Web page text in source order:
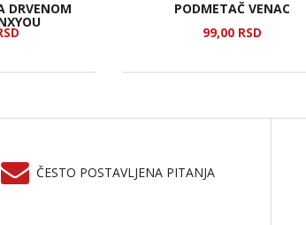
DRVENOM
PODMETAČ VENAC
99,00 RSD
ČESTO POSTAVLJENA PITANJA